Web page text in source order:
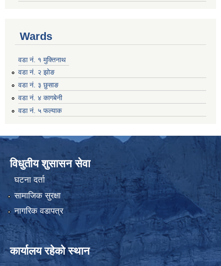
Wards
वडा नं. १ मुक्तिनाथ
वडा नं. २ झोङ
वडा नं. ३ छुसाङ
वडा नं. ४ कागबेनी
वडा नं. ५ फल्याक
विधुतीय शुसासन सेवा
घटना दर्ता
सामाजिक सुरक्षा
नागरिक वडापत्र
कार्यालय रहेको स्थान